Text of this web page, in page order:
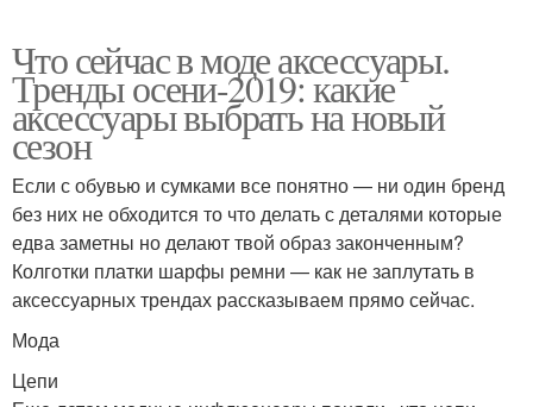
Что сейчас в моде аксессуары.
Тренды осени-2019: какие
аксессуары выбрать на новый
сезон
Если с обувью и сумками все понятно — ни один бренд
без них не обходится то что делать с деталями которые
едва заметны но делают твой образ законченным?
Колготки платки шарфы ремни — как не заплутать в
аксессуарных трендах рассказываем прямо сейчас.
Мода
Цепи